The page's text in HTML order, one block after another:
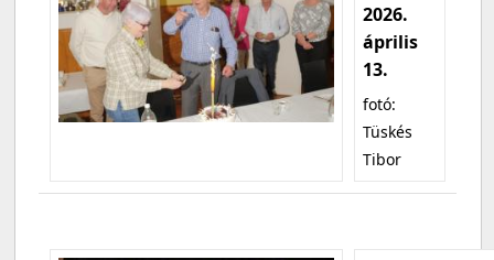
2026.
április
13.
fotó:
Tüskés
Tibor